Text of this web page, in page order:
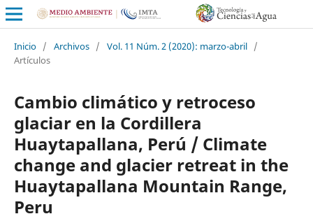
Inicio / Archivos / Vol. 11 Núm. 2 (2020): marzo-abril /
Artículos
Cambio climático y retroceso
glaciar en la Cordillera
Huaytapallana, Perú / Climate
change and glacier retreat in the
Huaytapallana Mountain Range,
Peru